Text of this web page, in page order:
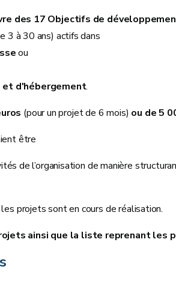
des 17 Objectifs de
3 à 30 ans) actifs dans
ou
et d'hébergement.
(pour un projet de 6 mois) ou de 5
être
de l’organisation de manière
projets sont en cours de réalisation.
ainsi que la liste reprenant les